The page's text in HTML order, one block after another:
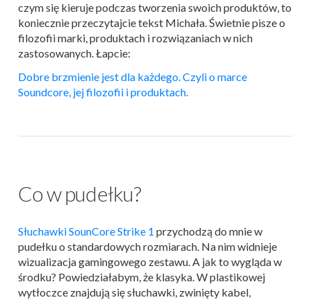
czym się kieruje podczas tworzenia swoich produktów, to
koniecznie przeczytajcie tekst Michała. Świetnie pisze o
filozofii marki, produktach i rozwiązaniach w nich
zastosowanych. Łapcie:
Dobre brzmienie jest dla każdego. Czyli o marce
Soundcore, jej filozofii i produktach.
Co w pudełku?
Słuchawki SounCore Strike 1 przychodzą do mnie w
pudełku o standardowych rozmiarach. Na nim widnieje
wizualizacja gamingowego zestawu. A jak to wygląda w
środku? Powiedziałabym, że klasyka. W plastikowej
wytłoczce znajdują się słuchawki, zwinięty kabel,